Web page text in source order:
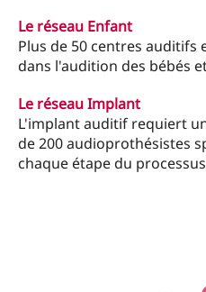
Le réseau Enfant
Plus de 50 centres auditifs
dans l'audition des bébés
Le réseau Implant
L'implant auditif requiert
de 200 audioprothésistes
chaque étape du